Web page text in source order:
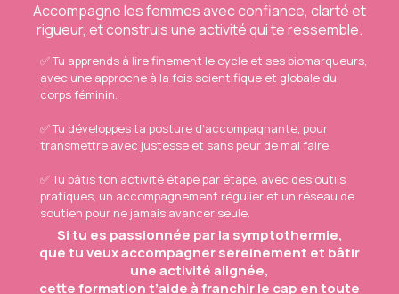
Accompagne les femmes avec confiance, clarté et
rigueur, et construis une activité qui te ressemble.
✅ Tu apprends à lire finement le cycle et ses biomarqueurs,
avec une approche à la fois scientifique et globale du
corps féminin.
✅ Tu développes ta posture d’accompagnante, pour
transmettre avec justesse et sans peur de mal faire.
✅ Tu bâtis ton activité étape par étape, avec des outils
pratiques, un accompagnement régulier et un réseau de
soutien pour ne jamais avancer seule.
Si tu es passionnée par la symptothermie,
que tu veux accompagner sereinement et bâtir
une activité alignée,
cette formation t’aide à franchir le cap en toute